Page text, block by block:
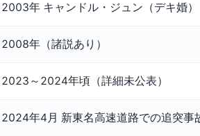
2003年 キャンドル・ジュン（デキ婚）
2008年（諸説あり）
2023～2024年頃（詳細未公表）
2024年4月 新東名高速道路での追突事